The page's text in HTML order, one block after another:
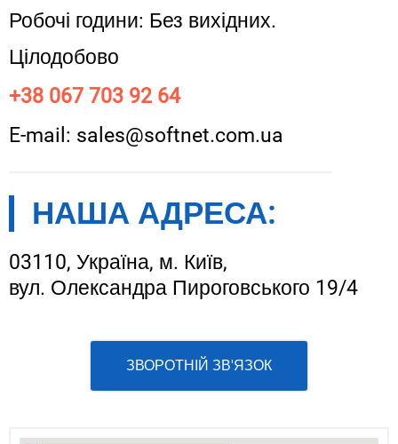
Робочі години: Без вихідних.
Цілодобово
+38 067 703 92 64
E-mail: sales@softnet.com.ua
НАША АДРЕСА:
03110, Україна, м. Київ,
вул. Олександра Пироговського 19/4
ЗВОРОТНІЙ ЗВ'ЯЗОК